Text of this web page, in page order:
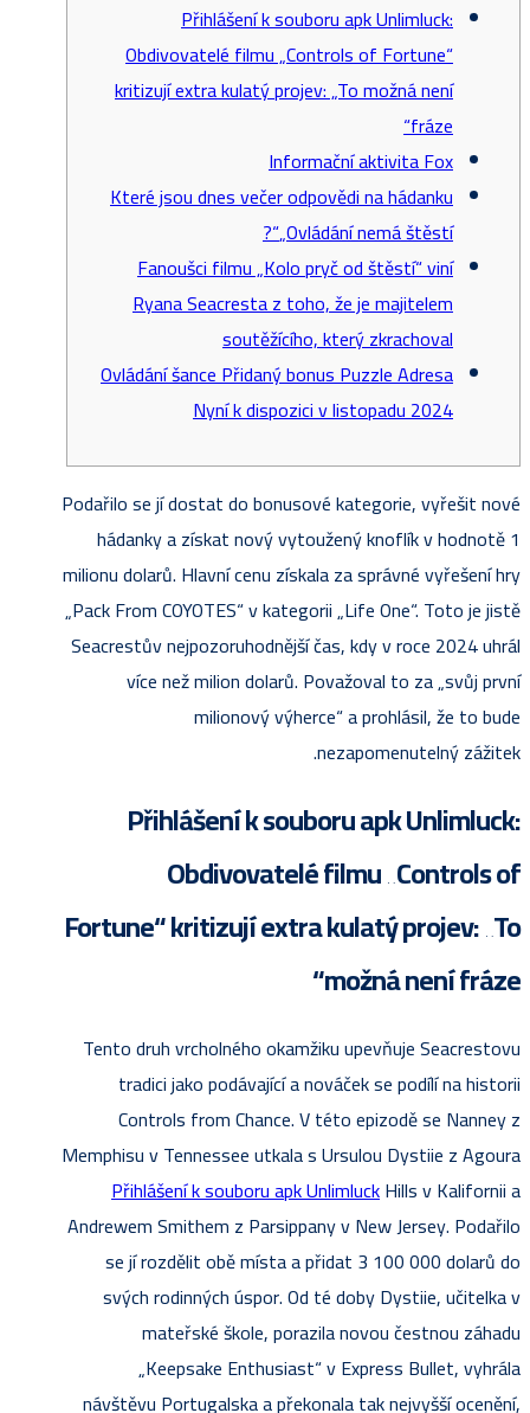
Přihlášení k souboru apk Unlimluck:
Obdivovatelé filmu „Controls of Fortune“
kritizují extra kulatý projev: „To možná není
fráze“
Informační aktivita Fox
Které jsou dnes večer odpovědi na hádanku
„Ovládání nemá štěstí“?
Fanoušci filmu „Kolo pryč od štěstí“ viní
Ryana Seacresta z toho, že je majitelem
soutěžícího, který zkrachoval
Ovládání šance Přidaný bonus Puzzle Adresa
Nyní k dispozici v listopadu 2024
Podařilo se jí dostat do bonusové kategorie, vyřešit nové
hádanky a získat nový vytoužený knoflík v hodnotě 1
milionu dolarů. Hlavní cenu získala za správné vyřešení hry
„Pack From COYOTES“ v kategorii „Life One“. Toto je jistě
Seacrestův nejpozoruhodnější čas, kdy v roce 2024 uhrál
více než milion dolarů. Považoval to za „svůj první
milionový výherce“ a prohlásil, že to bude
nezapomenutelný zážitek.
Přihlášení k souboru apk Unlimluck:
Obdivovatelé filmu „Controls of
Fortune“ kritizují extra kulatý projev: „To
možná není fráze“
Tento druh vrcholného okamžiku upevňuje Seacrestovu
tradici jako podávající a nováček se podílí na historii
Controls from Chance. V této epizodě se Nanney z
Memphisu v Tennessee utkala s Ursulou Dystiie z Agoura
Přihlášení k souboru apk UnlimluckHills v Kalifornii a
Andrewem Smithem z Parsippany v New Jersey. Podařilo
se jí rozdělit obě místa a přidat 3 100 000 dolarů do
svých rodinných úspor. Od té doby Dystiie, učitelka v
mateřské škole, porazila novou čestnou záhadu
„Keepsake Enthusiast“ v Express Bullet, vyhrála
návštěvu Portugalska a překonala tak nejvyšší ocenění,